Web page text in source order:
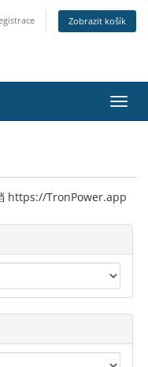
Zobrazit košík
https://TronPower.app